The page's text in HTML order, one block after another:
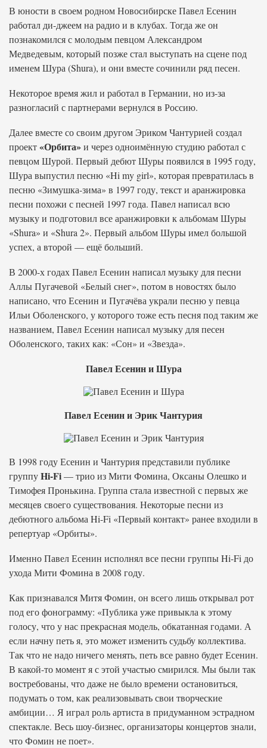
В юности в своем родном Новосибирске Павел Есенин
работал ди-джеем на радио и в клубах. Тогда же он
познакомился с молодым певцом Александром
Медведевым, который позже стал выступать на сцене под
именем Шура (Shura), и они вместе сочинили ряд песен.
Некоторое время жил и работал в Германии, но из-за
разногласий с партнерами вернулся в Россию.
Далее вместе со своим другом Эриком Чантурией создал
проект«Орбита»и через одноимённую студию работал с
певцом Шурой. Первый дебют Шуры появился в 1995 году,
Шура выпустил песню «Hi my girl», которая превратилась в
песню «Зимушка-зима» в 1997 году, текст и аранжировка
песни похожи с песней 1997 года. Павел написал всю
музыку и подготовил все аранжировки к альбомам Шуры
«Shura» и «Shura 2». Первый альбом Шуры имел большой
успех, а второй — ещё больший.
В 2000-х годах Павел Есенин написал музыку для песни
Аллы Пугачевой «Белый снег», потом в новостях было
написано, что Есенин и Пугачёва украли песню у певца
Ильи Оболенского, у которого тоже есть песня под таким же
названием, Павел Есенин написал музыку для песен
Оболенского, таких как: «Сон» и «Звезда».
Павел Есенин и Шура
Павел Есенин и Эрик Чантурия
В 1998 году Есенин и Чантурия представили публике
группуHi-Fi— трио из Мити Фомина, Оксаны Олешко и
Тимофея Пронькина. Группа стала известной с первых же
месяцев своего существования. Некоторые песни из
дебютного альбома Hi-Fi «Первый контакт» ранее входили в
репертуар «Орбиты».
Именно Павел Есенин исполнял все песни группы Hi-Fi до
ухода Мити Фомина в 2008 году.
Как признавался Митя Фомин, он всего лишь открывал рот
под его фонограмму: «Публика уже привыкла к этому
голосу, что у нас прекрасная модель, обкатанная годами. А
если начну петь я, это может изменить судьбу коллектива.
Так что не надо ничего менять, петь все равно будет Есенин.
В какой-то момент я с этой участью смирился. Мы были так
востребованы, что даже не было времени остановиться,
подумать о том, как реализовывать свои творческие
амбиции… Я играл роль артиста в придуманном эстрадном
спектакле. Весь шоу-бизнес, организаторы концертов знали,
что Фомин не поет».